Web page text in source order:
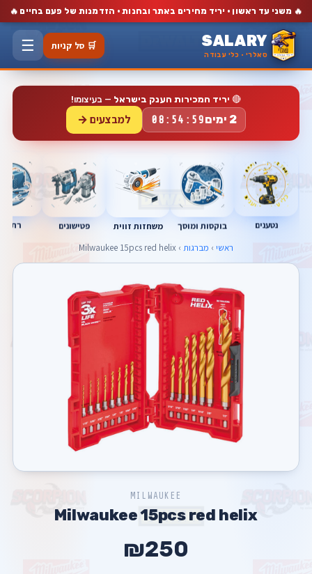
🔥 משני עד ראשון · יריד מחירים באתר ובחנות · הזדמנות של פעם בחיים 🔥
SALARY
סאלרי · כלי עבודה
🛒 סל קניות ☰
🔴 יריד המכירות הענק בישראל — בעיצומו!
2 ימים 08:54:59 למבצעים →
נטענים בוקסות ומוסך משחזות זווית פטישונים
ראשי › מברגות › Milwaukee 15pcs red helix
MILWAUKEE
Milwaukee 15pcs red helix
₪250